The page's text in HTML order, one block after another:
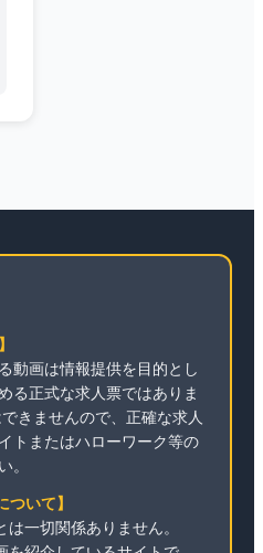
動画は情報提供を目的とし
る正式な求人票ではありま
きませんので、正確な求人
トまたはハローワーク等の
。
ついて】
は一切関係ありません。